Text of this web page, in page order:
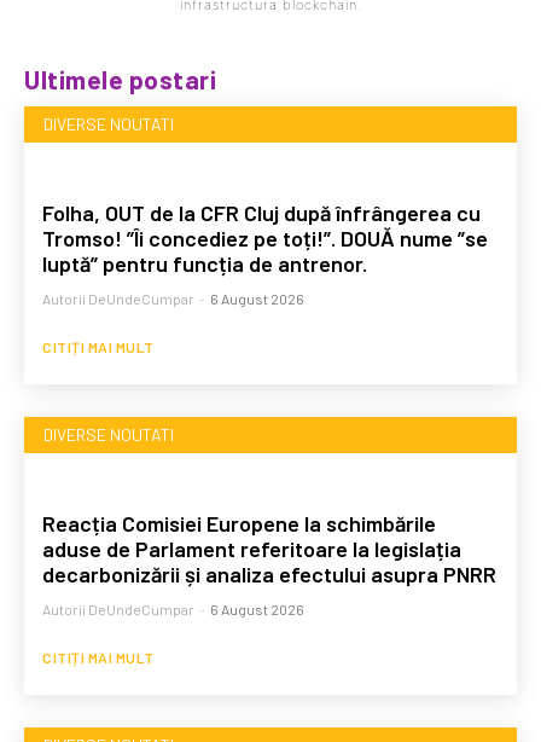
infrastructura blockchain.
Ultimele postari
DIVERSE NOUTATI
Folha, OUT de la CFR Cluj după înfrângerea cu
Tromso! ”Îi concediez pe toți!”. DOUĂ nume ”se
luptă” pentru funcția de antrenor.
Autorii DeUndeCumpar - 6 August 2026
CITIȚI MAI MULT
DIVERSE NOUTATI
Reacția Comisiei Europene la schimbările
aduse de Parlament referitoare la legislația
decarbonizării și analiza efectului asupra PNRR
Autorii DeUndeCumpar - 6 August 2026
CITIȚI MAI MULT